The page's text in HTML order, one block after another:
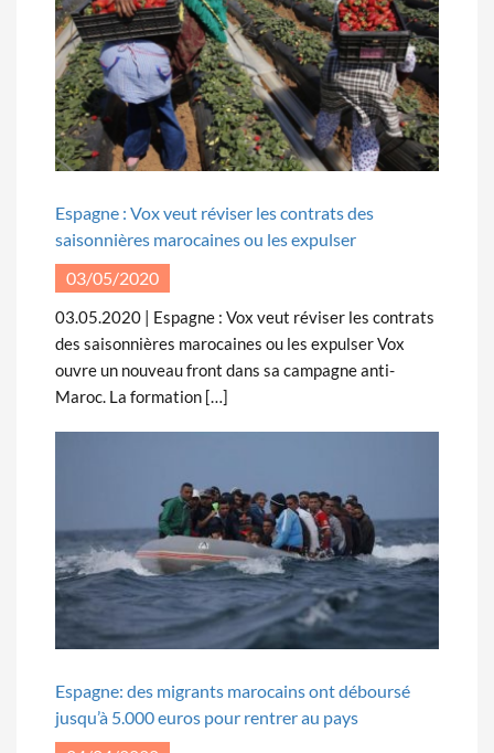
Espagne : Vox veut réviser les contrats des
saisonnières marocaines ou les expulser
03/05/2020
03.05.2020 | Espagne : Vox veut réviser les contrats
des saisonnières marocaines ou les expulser Vox
ouvre un nouveau front dans sa campagne anti-
Maroc. La formation […]
Espagne: des migrants marocains ont déboursé
jusqu’à 5.000 euros pour rentrer au pays